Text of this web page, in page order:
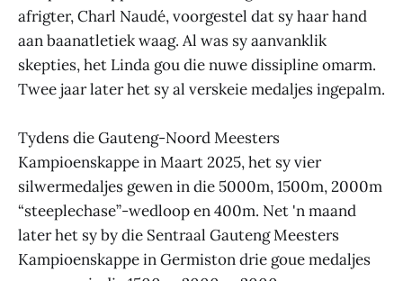
afrigter, Charl Naudé, voorgestel dat sy haar hand
aan baanatletiek waag. Al was sy aanvanklik
skepties, het Linda gou die nuwe dissipline omarm.
Twee jaar later het sy al verskeie medaljes ingepalm.
Tydens die Gauteng-Noord Meesters
Kampioenskappe in Maart 2025, het sy vier
silwermedaljes gewen in die 5000m, 1500m, 2000m
“steeplechase”-wedloop en 400m. Net 'n maand
later het sy by die Sentraal Gauteng Meesters
Kampioenskappe in Germiston drie goue medaljes